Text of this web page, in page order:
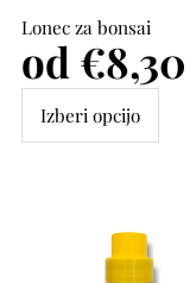
Lonec za bonsai
Cena
od €8,30
Izberi opcijo